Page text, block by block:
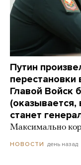
Путин
Главой Войск
станет
Максимально
НОВОСТИ день назад